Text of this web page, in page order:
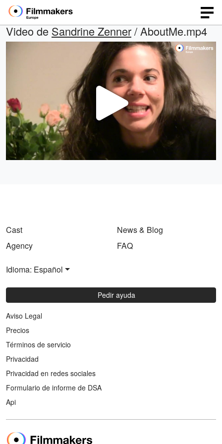
Video de Sandrine Zenner/ AboutMe.mp4
Vídeo
Cast
Agency
News & Blog
FAQ
Idioma: Español
Pedir ayuda
Aviso Legal
Precios
Términos de servicio
Privacidad
Privacidad en redes sociales
Formulario de informe de DSA
Api